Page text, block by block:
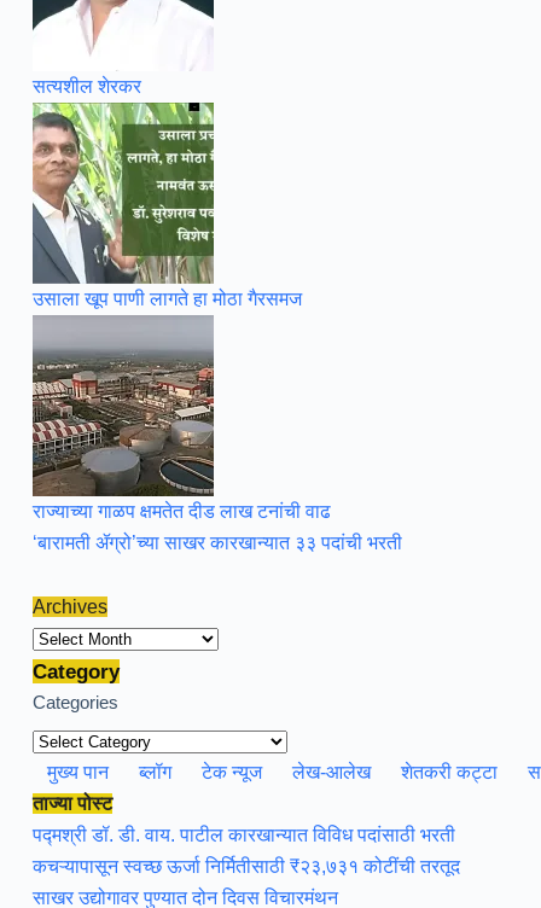
सत्यशील शेरकर
उसाला खूप पाणी लागते हा मोठा गैरसमज
राज्याच्या गाळप क्षमतेत दीड लाख टनांची वाढ
‘बारामती ॲग्रो’च्या साखर कारखान्यात ३३ पदांची भरती
Archives
Archives
Category
Categories
मुख्य पान ब्लॉग टेक न्यूज लेख-आलेख शेतकरी कट्टा
ताज्या पोस्ट
पद्मश्री डॉ. डी. वाय. पाटील कारखान्यात विविध पदांसाठी भरती
कचऱ्यापासून स्वच्छ ऊर्जा निर्मितीसाठी ₹२३,७३१ कोटींची तरतूद
साखर उद्योगावर पुण्यात दोन दिवस विचारमंथन